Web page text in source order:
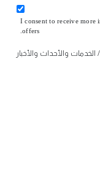
I consent to receive more
offers.
والأحداث والأخبار